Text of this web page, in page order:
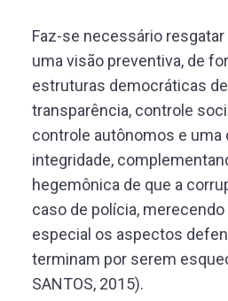
Faz-se necessário
uma visão preventiva, de
estruturas democráticas
transparência, controle
controle autônomos e uma
integridade,
hegemônica de que a
caso de polícia,
especial os aspectos
terminam por serem
SANTOS, 2015).